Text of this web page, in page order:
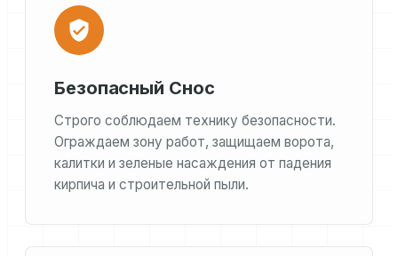
Безопасный Снос
Строго соблюдаем технику безопасности.
Ограждаем зону работ, защищаем ворота,
калитки и зеленые насаждения от падения
кирпича и строительной пыли.